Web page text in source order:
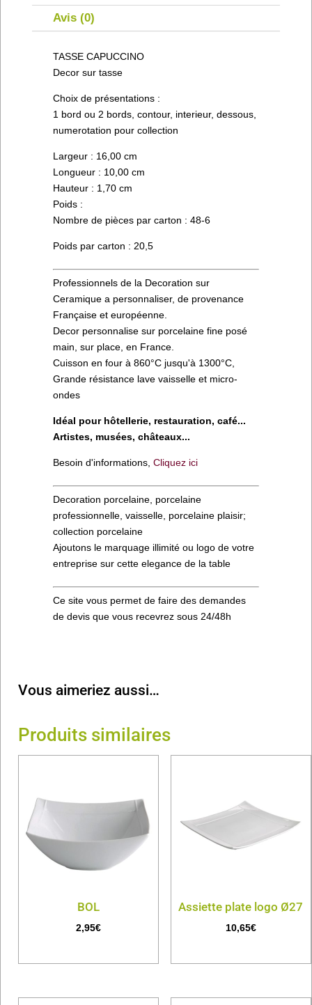
Avis (0)
TASSE CAPUCCINO
Decor sur tasse
Choix de présentations :
1 bord ou 2 bords, contour, interieur, dessous,
numerotation pour collection
Largeur : 16,00 cm
Longueur : 10,00 cm
Hauteur : 1,70 cm
Poids :
Nombre de pièces par carton : 48-6
Poids par carton : 20,5
Professionnels de la Decoration sur
Ceramique a personnaliser, de provenance
Française et européenne.
Decor personnalise sur porcelaine fine posé
main, sur place, en France.
Cuisson en four à 860°C jusqu'à 1300°C,
Grande résistance lave vaisselle et micro-
ondes
Idéal pour hôtellerie, restauration, café...
Artistes, musées, châteaux...
Besoin d'informations, Cliquez ici
Decoration porcelaine, porcelaine
professionnelle, vaisselle, porcelaine plaisir;
collection porcelaine
Ajoutons le marquage illimité ou logo de votre
entreprise sur cette elegance de la table
Ce site vous permet de faire des demandes
de devis que vous recevrez sous 24/48h
Vous aimeriez aussi…
Produits similaires
BOL
2,95€
Assiette plate logo Ø27
10,65€